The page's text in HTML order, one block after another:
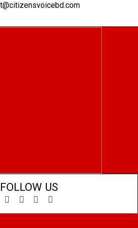
FOLLOW US
Facebook
YouTube
X
(Twitter)
LinkedIn